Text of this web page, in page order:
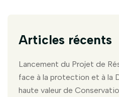
Articles récents
Lancement du Projet de
face à la protection et à la
haute valeur de